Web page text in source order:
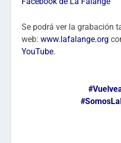
Se podrá ver la grabación
web:www.lafalange.org
YouTube.